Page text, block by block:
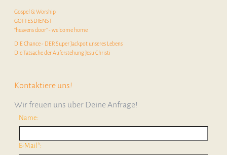
Kontaktiere uns!
Wir freuen uns über Deine Anfrage!
Name:
E-Mail*:
Gospel & Worship
GOTTESDIENST
"heavens door" - welcome home
DIE Chance - DER Super Jackpot unseres Lebens
Die Tatsache der Auferstehung Jesu Christi